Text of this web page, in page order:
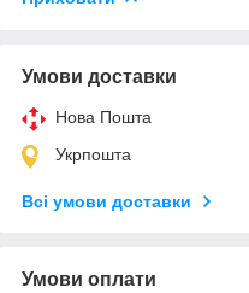
Умови доставки
Нова Пошта
Укрпошта
Всі умови доставки
Умови оплати